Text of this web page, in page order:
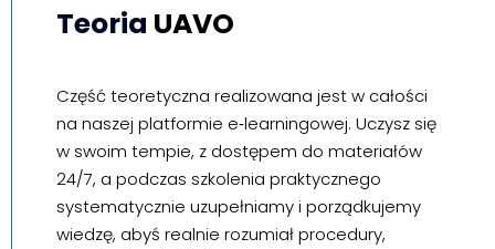
Teoria UAVO
Część teoretyczna realizowana jest w całości
na naszej platformie e‑learningowej. Uczysz się
w swoim tempie, z dostępem do materiałów
24/7, a podczas szkolenia praktycznego
systematycznie uzupełniamy i porządkujemy
wiedzę, abyś realnie rozumiał procedury,